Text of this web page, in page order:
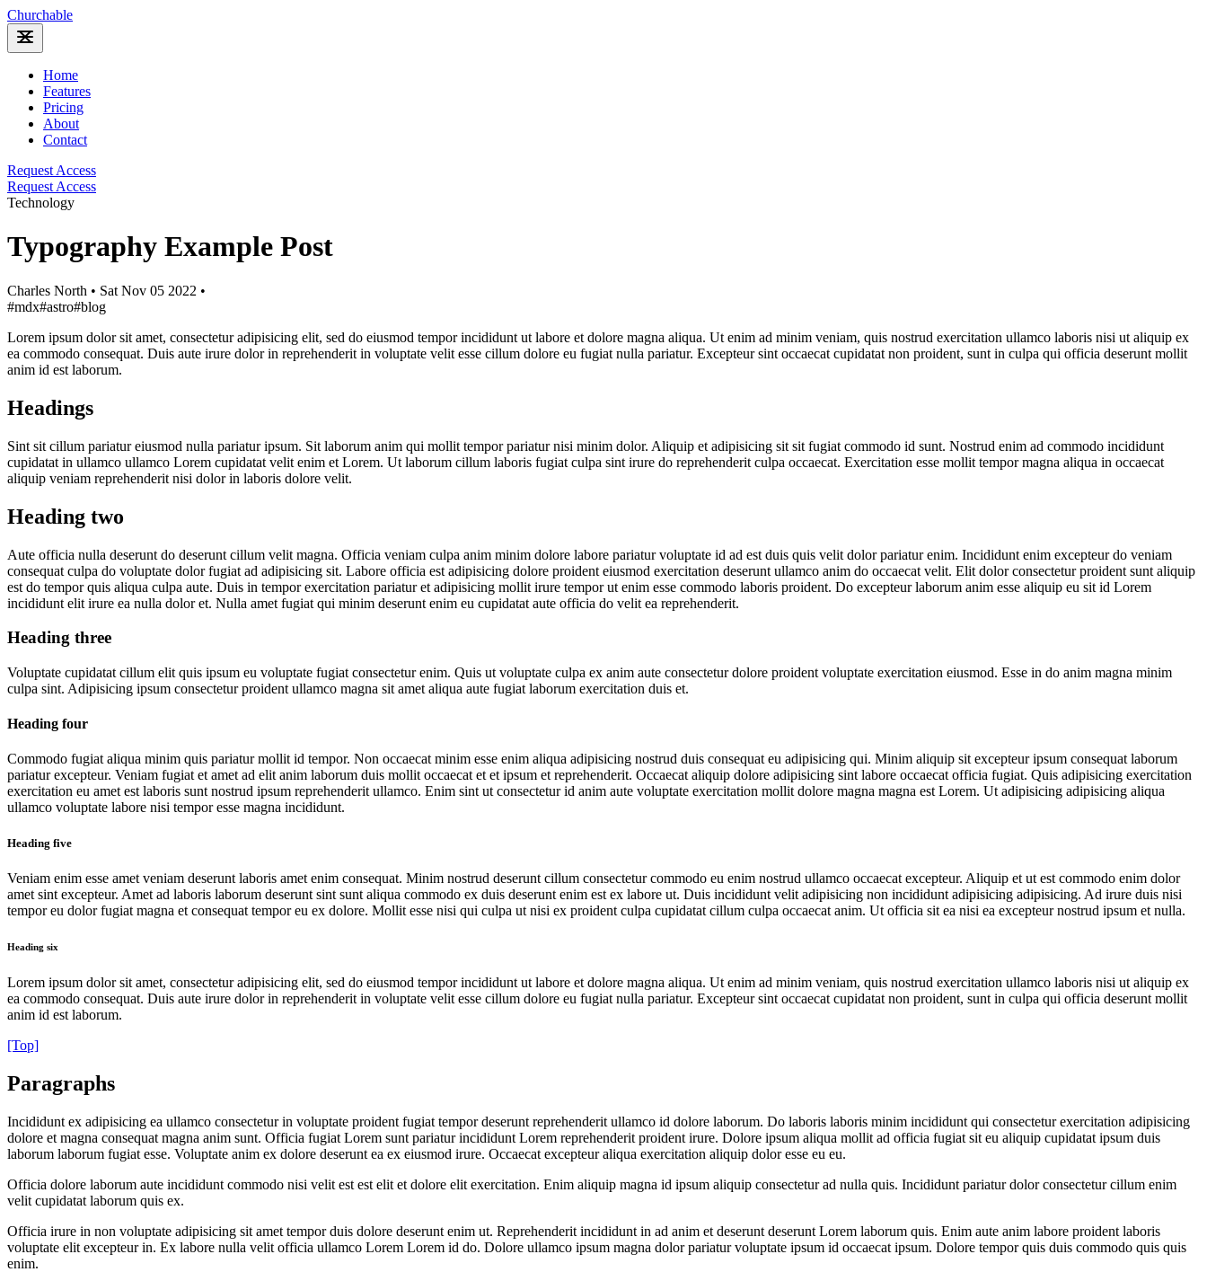
Churchable
Home
Features
Pricing
About
Contact
Request Access
Request Access
Technology
Typography Example Post
Charles North • Sat Nov 05 2022 •
#mdx#astro#blog
Lorem ipsum dolor sit amet, consectetur adipisicing elit, sed do eiusmod tempor incididunt ut labore et dolore magna aliqua. Ut enim ad minim veniam, quis nostrud exercitation ullamco laboris nisi ut aliquip ex
ea commodo consequat. Duis aute irure dolor in reprehenderit in voluptate velit esse cillum dolore eu fugiat nulla pariatur. Excepteur sint occaecat cupidatat non proident, sunt in culpa qui officia deserunt mollit
anim id est laborum.
Headings
Sint sit cillum pariatur eiusmod nulla pariatur ipsum. Sit laborum anim qui mollit tempor pariatur nisi minim dolor. Aliquip et adipisicing sit sit fugiat commodo id sunt. Nostrud enim ad commodo incididunt
cupidatat in ullamco ullamco Lorem cupidatat velit enim et Lorem. Ut laborum cillum laboris fugiat culpa sint irure do reprehenderit culpa occaecat. Exercitation esse mollit tempor magna aliqua in occaecat
aliquip veniam reprehenderit nisi dolor in laboris dolore velit.
Heading two
Aute officia nulla deserunt do deserunt cillum velit magna. Officia veniam culpa anim minim dolore labore pariatur voluptate id ad est duis quis velit dolor pariatur enim. Incididunt enim excepteur do veniam
consequat culpa do voluptate dolor fugiat ad adipisicing sit. Labore officia est adipisicing dolore proident eiusmod exercitation deserunt ullamco anim do occaecat velit. Elit dolor consectetur proident sunt aliquip
est do tempor quis aliqua culpa aute. Duis in tempor exercitation pariatur et adipisicing mollit irure tempor ut enim esse commodo laboris proident. Do excepteur laborum anim esse aliquip eu sit id Lorem
incididunt elit irure ea nulla dolor et. Nulla amet fugiat qui minim deserunt enim eu cupidatat aute officia do velit ea reprehenderit.
Heading three
Voluptate cupidatat cillum elit quis ipsum eu voluptate fugiat consectetur enim. Quis ut voluptate culpa ex anim aute consectetur dolore proident voluptate exercitation eiusmod. Esse in do anim magna minim
culpa sint. Adipisicing ipsum consectetur proident ullamco magna sit amet aliqua aute fugiat laborum exercitation duis et.
Heading four
Commodo fugiat aliqua minim quis pariatur mollit id tempor. Non occaecat minim esse enim aliqua adipisicing nostrud duis consequat eu adipisicing qui. Minim aliquip sit excepteur ipsum consequat laborum
pariatur excepteur. Veniam fugiat et amet ad elit anim laborum duis mollit occaecat et et ipsum et reprehenderit. Occaecat aliquip dolore adipisicing sint labore occaecat officia fugiat. Quis adipisicing exercitation
exercitation eu amet est laboris sunt nostrud ipsum reprehenderit ullamco. Enim sint ut consectetur id anim aute voluptate exercitation mollit dolore magna magna est Lorem. Ut adipisicing adipisicing aliqua
ullamco voluptate labore nisi tempor esse magna incididunt.
Heading five
Veniam enim esse amet veniam deserunt laboris amet enim consequat. Minim nostrud deserunt cillum consectetur commodo eu enim nostrud ullamco occaecat excepteur. Aliquip et ut est commodo enim dolor
amet sint excepteur. Amet ad laboris laborum deserunt sint sunt aliqua commodo ex duis deserunt enim est ex labore ut. Duis incididunt velit adipisicing non incididunt adipisicing adipisicing. Ad irure duis nisi
tempor eu dolor fugiat magna et consequat tempor eu ex dolore. Mollit esse nisi qui culpa ut nisi ex proident culpa cupidatat cillum culpa occaecat anim. Ut officia sit ea nisi ea excepteur nostrud ipsum et nulla.
Heading six
Lorem ipsum dolor sit amet, consectetur adipisicing elit, sed do eiusmod tempor incididunt ut labore et dolore magna aliqua. Ut enim ad minim veniam, quis nostrud exercitation ullamco laboris nisi ut aliquip ex
ea commodo consequat. Duis aute irure dolor in reprehenderit in voluptate velit esse cillum dolore eu fugiat nulla pariatur. Excepteur sint occaecat cupidatat non proident, sunt in culpa qui officia deserunt mollit
anim id est laborum.
[Top]
Paragraphs
Incididunt ex adipisicing ea ullamco consectetur in voluptate proident fugiat tempor deserunt reprehenderit ullamco id dolore laborum. Do laboris laboris minim incididunt qui consectetur exercitation adipisicing
dolore et magna consequat magna anim sunt. Officia fugiat Lorem sunt pariatur incididunt Lorem reprehenderit proident irure. Dolore ipsum aliqua mollit ad officia fugiat sit eu aliquip cupidatat ipsum duis
laborum laborum fugiat esse. Voluptate anim ex dolore deserunt ea ex eiusmod irure. Occaecat excepteur aliqua exercitation aliquip dolor esse eu eu.
Officia dolore laborum aute incididunt commodo nisi velit est est elit et dolore elit exercitation. Enim aliquip magna id ipsum aliquip consectetur ad nulla quis. Incididunt pariatur dolor consectetur cillum enim
velit cupidatat laborum quis ex.
Officia irure in non voluptate adipisicing sit amet tempor duis dolore deserunt enim ut. Reprehenderit incididunt in ad anim et deserunt deserunt Lorem laborum quis. Enim aute anim labore proident laboris
voluptate elit excepteur in. Ex labore nulla velit officia ullamco Lorem Lorem id do. Dolore ullamco ipsum magna dolor pariatur voluptate ipsum id occaecat ipsum. Dolore tempor quis duis commodo quis quis
enim.